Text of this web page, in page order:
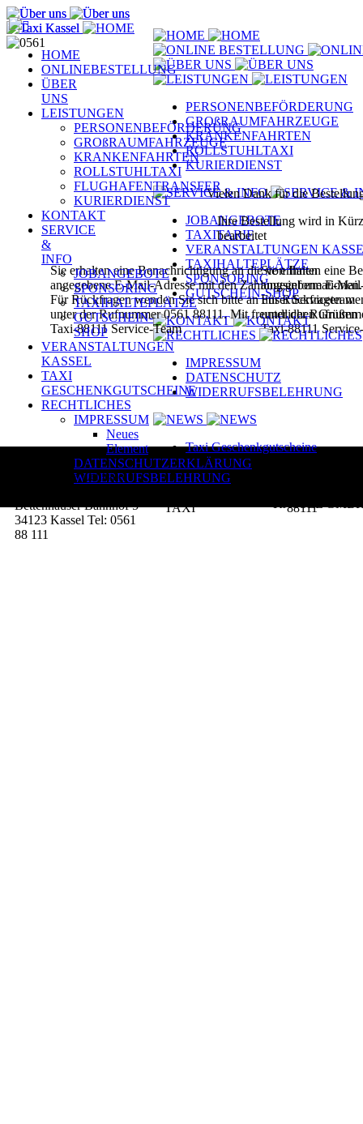
Sie erhalten eine
angegebene E-
Für Rückfragen
unter der
Taxi-88111
PERSONENBEFÖRDERUNG
GROßRAUMFAHRZEUGE
KRANKENFAHRTEN
ROLLSTUHLTAXI
KURIERDIENST
JOBANGEBOTE
TAXITARIF
VERANSTALTUNGEN
TAXIHALTEPLÄTZE
SPONSORING
GUTSCHEIN-SHOP
IMPRESSUM
DATENSCHUTZ
WIDERRUFSBELEHRUNG
Taxi Geschenkgutscheine
Vielen Dank für die
Ihre Bestellung wird in
bearbeitet
Sie erhalten eine Benachrichtigung an die von Ihnen
angegebene E-Mail-Adresse mit den Zahlungsinformationen.
Für Rückfragen wenden Sie sich bitte an unser Serviceteam
unter der Rufnummer 0561 88111. Mit freundlichen Grüßen
Taxi-88111 Service-Team
HOME
ONLINEBESTELLUNG
ÜBER
UNS
LEISTUNGEN
PERSONENBEFÖRDERUNG
GROßRAUMFAHRZEUGE
KRANKENFAHRTEN
ROLLSTUHLTAXI
FLUGHAFENTRANSFER
KURIERDIENST
KONTAKT
SERVICE
&
INFO
JOBANGEBOTE
SPONSORING
TAXIHALTEPLÄTZE
GUTSCHEIN-
SHOP
VERANSTALTUNGEN
KASSEL
TAXI
GESCHENKGUTSCHEINE
RECHTLICHES
IMPRESSUM
Neues
Element
DATENSCHUTZERKLÄRUNG
WIDERRUFSBELEHRUNG
Taxi Service Zentrale
Bettenhäuser Bahnhof 5
34123 Kassel Tel: 0561
88 111
TAXI 88111